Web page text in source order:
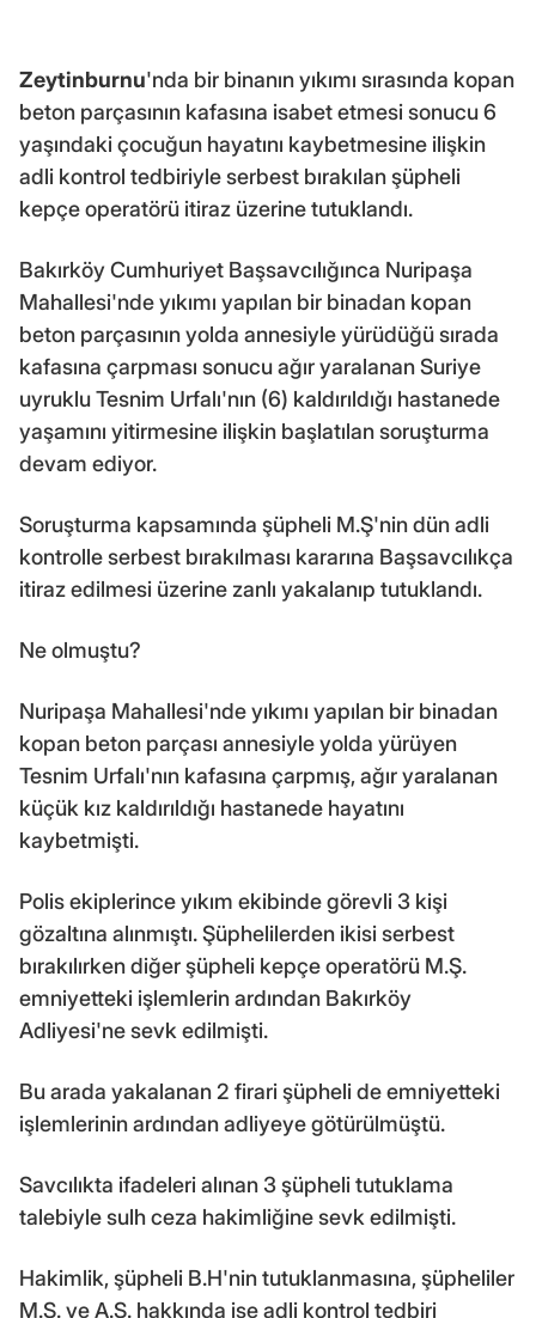
Zeytinburnu'nda bir binanın yıkımı sırasında kopan
beton parçasının kafasına isabet etmesi sonucu 6
yaşındaki çocuğun hayatını kaybetmesine ilişkin
adli kontrol tedbiriyle serbest bırakılan şüpheli
kepçe operatörü itiraz üzerine tutuklandı.
Bakırköy Cumhuriyet Başsavcılığınca Nuripaşa
Mahallesi'nde yıkımı yapılan bir binadan kopan
beton parçasının yolda annesiyle yürüdüğü sırada
kafasına çarpması sonucu ağır yaralanan Suriye
uyruklu Tesnim Urfalı'nın (6) kaldırıldığı hastanede
yaşamını yitirmesine ilişkin başlatılan soruşturma
devam ediyor.
Soruşturma kapsamında şüpheli M.Ş'nin dün adli
kontrolle serbest bırakılması kararına Başsavcılıkça
itiraz edilmesi üzerine zanlı yakalanıp tutuklandı.
Ne olmuştu?
Nuripaşa Mahallesi'nde yıkımı yapılan bir binadan
kopan beton parçası annesiyle yolda yürüyen
Tesnim Urfalı'nın kafasına çarpmış, ağır yaralanan
küçük kız kaldırıldığı hastanede hayatını
kaybetmişti.
Polis ekiplerince yıkım ekibinde görevli 3 kişi
gözaltına alınmıştı. Şüphelilerden ikisi serbest
bırakılırken diğer şüpheli kepçe operatörü M.Ş.
emniyetteki işlemlerin ardından Bakırköy
Adliyesi'ne sevk edilmişti.
Bu arada yakalanan 2 firari şüpheli de emniyetteki
işlemlerinin ardından adliyeye götürülmüştü.
Savcılıkta ifadeleri alınan 3 şüpheli tutuklama
talebiyle sulh ceza hakimliğine sevk edilmişti.
Hakimlik, şüpheli B.H'nin tutuklanmasına, şüpheliler
M.Ş. ve A.Ş. hakkında ise adli kontrol tedbiri